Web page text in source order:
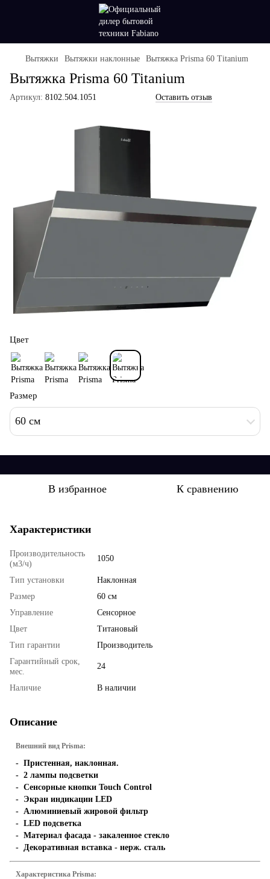
Вытяжки Вытяжки наклонные Вытяжка Prisma 60 Titanium
Вытяжка Prisma 60 Titanium
Артикул: 8102.504.1051 Оставить отзыв
Цвет
Размер
60 см
В избранное К сравнению
Характеристики
Производительность
(м3/ч)
1050
Тип установки
Наклонная
Размер
60 см
Управление
Сенсорное
Цвет
Титановый
Тип гарантии
Производитель
Гарантийный срок,
мес.
24
Наличие В наличии
Описание
Внешний вид Prisma:
- Пристенная, наклонная.
- 2 лампы подсветки
- Сенсорные кнопки Touch Control
- Экран индикации LED
- Алюминиевый жировой фильтр
- LED подсветка
- Материал фасада - закаленное стекло
- Декоративная вставка - нерж. сталь
Характеристика Prisma: